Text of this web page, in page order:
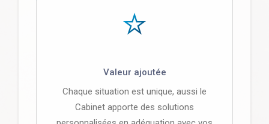
Valeur ajoutée
Chaque situation est unique, aussi le
Cabinet apporte des solutions